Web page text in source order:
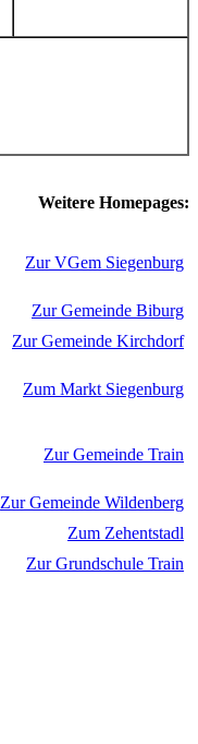
Weitere Homepages:
Zur VGem Siegenburg
Zur Gemeinde Biburg
Zur Gemeinde Kirchdorf
Zum Markt Siegenburg
Zur Gemeinde Train
Zur Gemeinde Wildenberg
Zum Zehentstadl
Zur Grundschule Train